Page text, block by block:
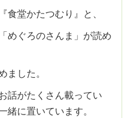
食堂かたつむり』と、
めぐろのさんま」が読め
ました。
話がたくさん載ってい
緒に置いています。